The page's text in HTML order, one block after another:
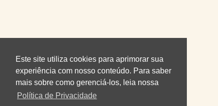
Este site utiliza cookies para aprimorar sua
experiência com nosso conteúdo. Para saber
mais sobre como gerenciá-los, leia nossa
Política de Privacidade